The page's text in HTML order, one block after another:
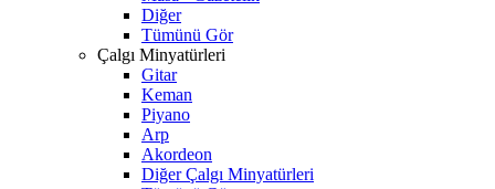
Diğer
Tümünü Gör
Çalgı Minyatürleri
Gitar
Keman
Piyano
Arp
Akordeon
Diğer Çalgı Minyatürleri